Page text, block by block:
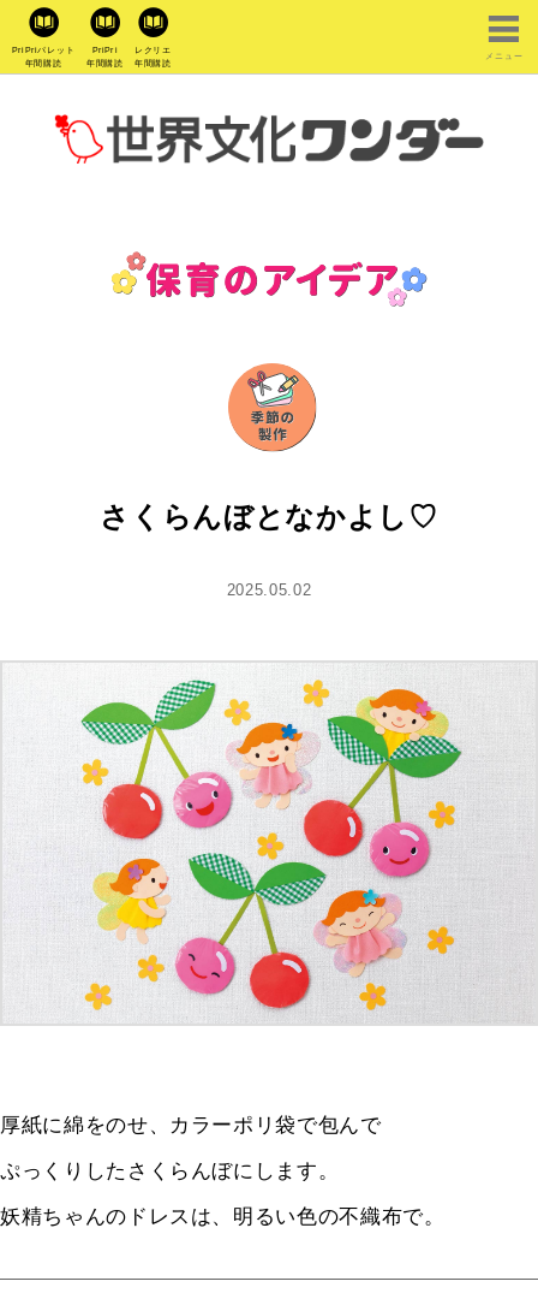
PriPriパレット
年間購読
PriPri
年間購読
レクリエ
年間購読
メニュー
さくらんぼとなかよし♡
2025.05.02
厚紙に綿をのせ、カラーポリ袋で包んで
ぷっくりしたさくらんぼにします。
妖精ちゃんのドレスは、明るい色の不織布で。